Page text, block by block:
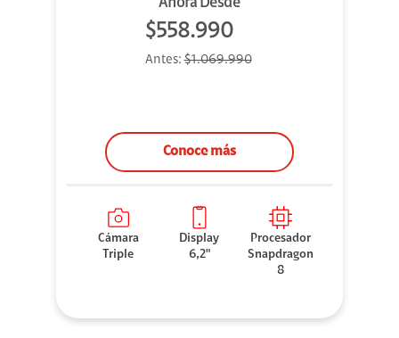
Ahora Desde
$558.990
Antes:$1.069.990
Conoce más
Cámara
Triple
Display
6,2"
Procesador
Snapdragon
8